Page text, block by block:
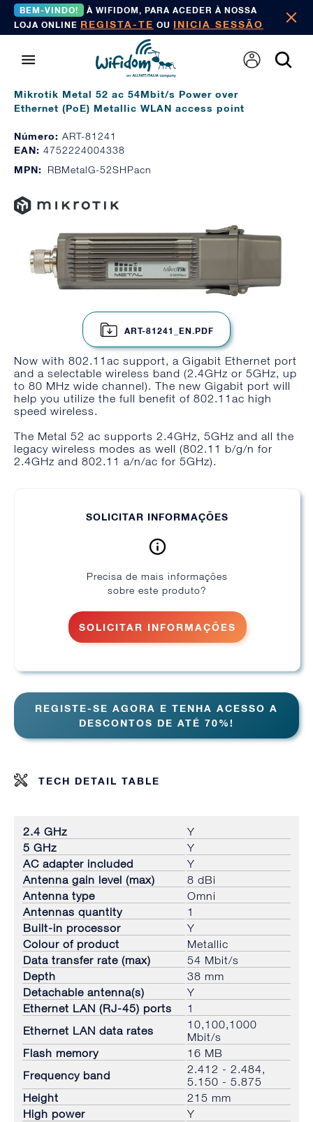
BEM-VINDO!
À WIFIDOM, PARA ACEDER À NOSSA
LOJA ONLINE REGISTA-TE OU INICIA SESSÃO
Mikrotik Metal 52 ac 54Mbit/s Power over
Ethernet (PoE) Metallic WLAN access point
Número: ART-81241
EAN: 4752224004338
MPN:
RBMetalG-52SHPacn
ART-81241_EN.PDF
Now with 802.11ac support, a Gigabit Ethernet port
and a selectable wireless band (2.4GHz or 5GHz, up
to 80 MHz wide channel). The new Gigabit port will
help you utilize the full benefit of 802.11ac high
speed wireless.
The Metal 52 ac supports 2.4GHz, 5GHz and all the
legacy wireless modes as well (802.11 b/g/n for
2.4GHz and 802.11 a/n/ac for 5GHz).
SOLICITAR INFORMAÇÕES
Precisa de mais informações
sobre este produto?
SOLICITAR INFORMAÇÕES
REGISTE-SE AGORA E TENHA ACESSO A
DESCONTOS DE ATÉ 70%!
TECH DETAIL TABLE
2.4 GHz
Y
5 GHz
Y
AC adapter included
Y
Antenna gain level (max)
8 dBi
Antenna type
Omni
Antennas quantity
1
Built-in processor
Y
Colour of product
Metallic
Data transfer rate (max)
54 Mbit/s
Depth
38 mm
Detachable antenna(s)
Y
Ethernet LAN (RJ-45) ports
1
Ethernet LAN data rates
10,100,1000
Mbit/s
Flash memory
16 MB
Frequency band
2.412 - 2.484,
5.150 - 5.875
Height
215 mm
High power
Y